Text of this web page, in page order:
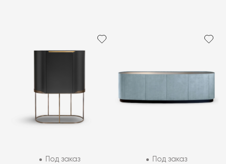
Под заказ
Под заказ